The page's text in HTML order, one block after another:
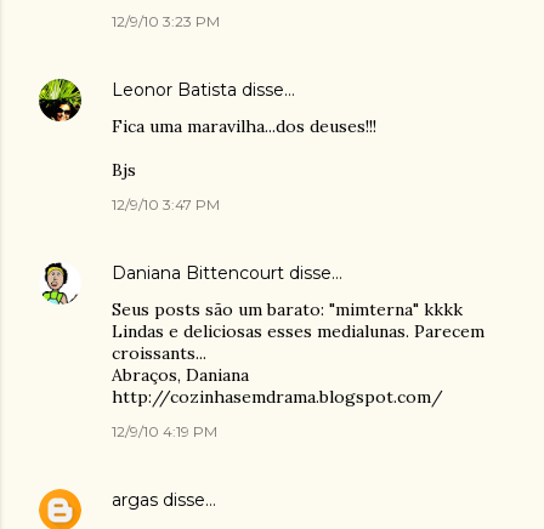
12/9/10 3:23 PM
Leonor Batista disse…
Fica uma maravilha...dos deuses!!!
Bjs
12/9/10 3:47 PM
Daniana Bittencourt disse…
Seus posts são um barato: "mimterna" kkkk
Lindas e deliciosas esses medialunas. Parecem
croissants...
Abraços, Daniana
http://cozinhasemdrama.blogspot.com/
12/9/10 4:19 PM
argas disse…